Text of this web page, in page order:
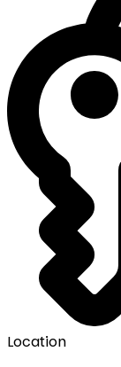
Location